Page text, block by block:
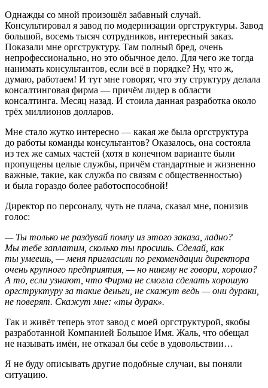
Однажды со мной произошёл забавный случай.
Консультировал я завод по модернизации оргструктуры. Завод
большой, восемь тысяч сотрудников, интересный заказ.
Показали мне оргструктуру. Там полный бред, очень
непрофессионально, но это обычное дело. Для чего же тогда
нанимать консультантов, если всё в порядке? Ну, что ж,
думаю, работаем! И тут мне говорят, что эту структуру делала
консалтинговая фирма — причём лидер в области
консалтинга. Месяц назад. И стоила данная разработка около
трёх миллионов долларов.
Мне стало жутко интересно — какая же была оргструктура
до работы команды консультантов? Оказалось, она состояла
из тех же самых частей (хотя в конечном варианте были
пропущены целые службы, причём стандартные и жизненно
важные, такие, как служба по связям с общественностью)
и была гораздо более работоспособной!
Директор по персоналу, чуть не плача, сказал мне, понизив
голос:
— Ты только не раздувай помпу из этого заказа, ладно?
Мы тебе заплатим, сколько ты просишь. Сделай, как
ты умеешь, — меня пригласили по рекомендации директора
очень крупного предприятия, — но никому не говори, хорошо?
А то, если узнают, что Фирма не смогла сделать хорошую
оргструктуру за такие деньги, не скажут ведь — они дураки,
не поверят. Скажут мне: «ты дурак».
Так и живёт теперь этот завод с моей оргструктурой, якобы
разработанной Компанией Большое Имя. Жаль, что обещал
не называть имён, не отказал бы себе в удовольствии…
Я не буду описывать другие подобные случаи, вы поняли
ситуацию.